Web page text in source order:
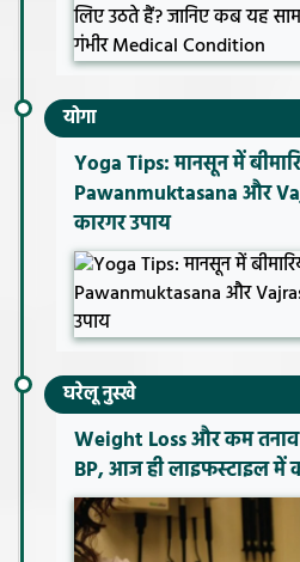
योगा
Yoga Tips: मानसून में
Pawanmuktasana और
कारगर उपाय
घरेलू नुस्खे
Weight Loss और कम
BP, आज ही लाइफस्टाइल में